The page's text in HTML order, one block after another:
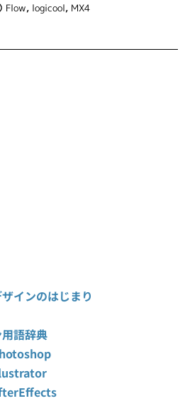
Flow, logicool, MX4
インのはじまり
語辞典